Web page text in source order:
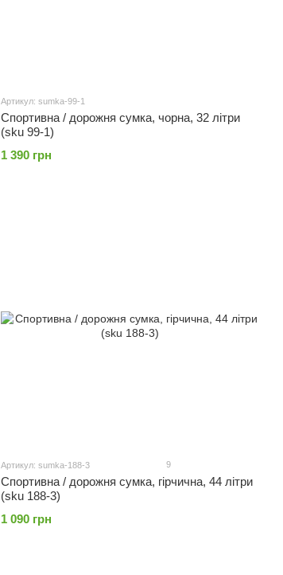
Артикул: sumka-99-1
Спортивна / дорожня сумка, чорна, 32 літри
(sku 99-1)
1 390 грн
Артикул: sumka-188-3 9
Спортивна / дорожня сумка, гірчична, 44 літри
(sku 188-3)
1 090 грн